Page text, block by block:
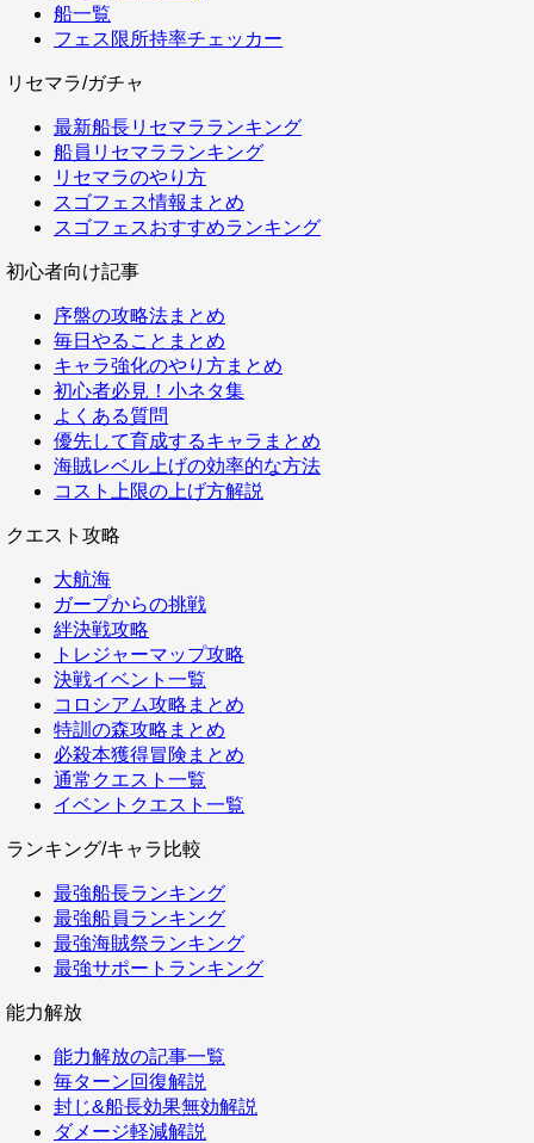
船一覧
フェス限所持率チェッカー
リセマラ/ガチャ
最新船長リセマラランキング
船員リセマラランキング
リセマラのやり方
スゴフェス情報まとめ
スゴフェスおすすめランキング
初心者向け記事
序盤の攻略法まとめ
毎日やることまとめ
キャラ強化のやり方まとめ
初心者必見！小ネタ集
よくある質問
優先して育成するキャラまとめ
海賊レベル上げの効率的な方法
コスト上限の上げ方解説
クエスト攻略
大航海
ガープからの挑戦
絆決戦攻略
トレジャーマップ攻略
決戦イベント一覧
コロシアム攻略まとめ
特訓の森攻略まとめ
必殺本獲得冒険まとめ
通常クエスト一覧
イベントクエスト一覧
ランキング/キャラ比較
最強船長ランキング
最強船員ランキング
最強海賊祭ランキング
最強サポートランキング
能力解放
能力解放の記事一覧
毎ターン回復解説
封じ&船長効果無効解説
ダメージ軽減解説